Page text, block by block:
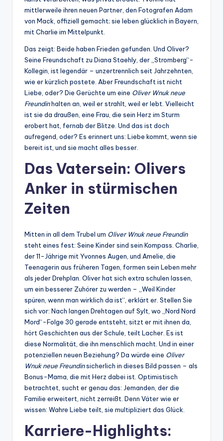
mittlerweile ihren neuen Partner, den Fotografen Adam
von Mack, offiziell gemacht; sie leben glücklich in Bayern,
mit Charlie im Mittelpunkt.
Das zeigt: Beide haben Frieden gefunden. Und Oliver?
Seine Freundschaft zu Diana Staehly, der „Stromberg“-
Kollegin, ist legendär – unzertrennlich seit Jahrzehnten,
wie er kürzlich postete. Aber Freundschaft ist nicht
Liebe, oder? Die Gerüchte um eine Oliver Wnuk neue
Freundinhalten an, weil er strahlt, weil er lebt. Vielleicht
ist sie da draußen, eine Frau, die sein Herz im Sturm
erobert hat, fernab der Blitze. Und das ist doch
aufregend, oder? Es erinnert uns: Liebe kommt, wenn sie
bereit ist, und sie macht alles besser.
Das Vatersein: Olivers
Anker in stürmischen
Zeiten
Mitten in all dem Trubel um Oliver Wnuk neue Freundin
steht eines fest: Seine Kinder sind sein Kompass. Charlie,
der 11-Jährige mit Yvonnes Augen, und Amelie, die
Teenagerin aus früheren Tagen, formen sein Leben mehr
als jeder Drehplan. Oliver hat sich extra schulen lassen,
um ein besserer Zuhörer zu werden – „Weil Kinder
spüren, wenn man wirklich da ist“, erklärt er. Stellen Sie
sich vor: Nach langen Drehtagen auf Sylt, wo „Nord Nord
Mord“-Folge 30 gerade entsteht, sitzt er mit ihnen da,
hört Geschichten aus der Schule, teilt Lacher. Es ist
diese Normalität, die ihn menschlich macht. Und in einer
potenziellen neuen Beziehung? Da würde eine Oliver
Wnuk neue Freundinsicherlich in dieses Bild passen – als
Bonus-Mama, die mit Herz dabei ist. Optimistisch
betrachtet, sucht er genau das: Jemanden, der die
Familie erweitert, nicht zerreißt. Denn Väter wie er
wissen: Wahre Liebe teilt, sie multipliziert das Glück.
Karriere-Highlights: